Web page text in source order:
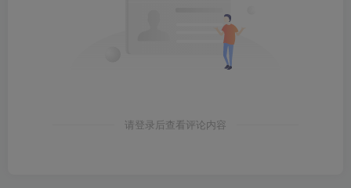
请登录后查看评论内容